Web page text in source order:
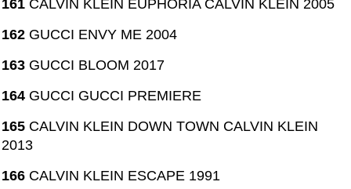
161 CALVIN KLEIN EUPHORIA CALVIN KLEIN 2005
162 GUCCI ENVY ME 2004
163 GUCCI BLOOM 2017
164 GUCCI GUCCI PREMIERE
165 CALVIN KLEIN DOWN TOWN CALVIN KLEIN
2013
166 CALVIN KLEIN ESCAPE 1991